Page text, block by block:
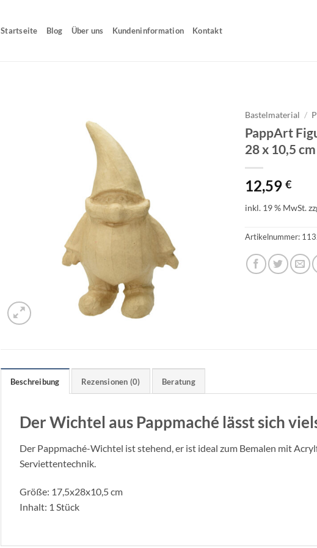
Startseite Blog Über uns Kundeninformation Kontakt
Bastelmaterial /
PappArt
28 x 10,5 cm
12,59€
inkl. 19 % MwSt.
Artikelnummer:
Beschreibung Rezensionen (0) Beratung
Der Wichtel aus Pappmaché lässt sich
Der Pappmaché-Wichtel ist stehend, er ist ideal zum Bemalen mit
Serviettentechnik.
Größe: 17,5x28x10,5 cm
Inhalt: 1 Stück